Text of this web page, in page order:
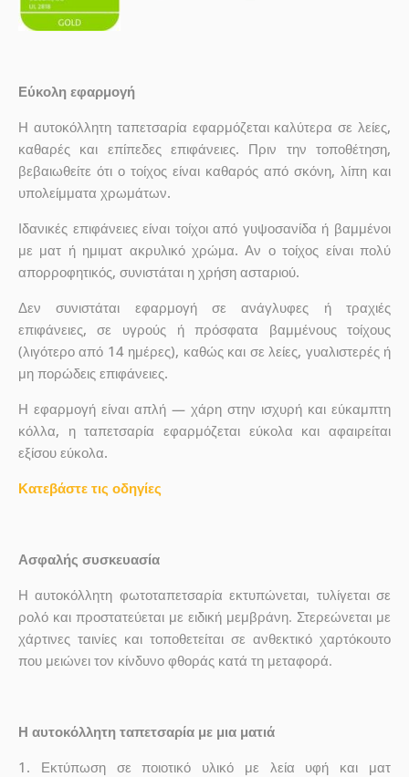
Εύκολη εφαρμογή
Η αυτοκόλλητη ταπετσαρία εφαρμόζεται καλύτερα σε λείες,
καθαρές και επίπεδες επιφάνειες. Πριν την τοποθέτηση,
βεβαιωθείτε ότι ο τοίχος είναι καθαρός από σκόνη, λίπη και
υπολείμματα χρωμάτων.
Ιδανικές επιφάνειες είναι τοίχοι από γυψοσανίδα ή βαμμένοι
με ματ ή ημιματ ακρυλικό χρώμα. Αν ο τοίχος είναι πολύ
απορροφητικός, συνιστάται η χρήση ασταριού.
Δεν συνιστάται εφαρμογή σε ανάγλυφες ή τραχιές
επιφάνειες, σε υγρούς ή πρόσφατα βαμμένους τοίχους
(λιγότερο από 14 ημέρες), καθώς και σε λείες, γυαλιστερές ή
μη πορώδεις επιφάνειες.
Η εφαρμογή είναι απλή — χάρη στην ισχυρή και εύκαμπτη
κόλλα, η ταπετσαρία εφαρμόζεται εύκολα και αφαιρείται
εξίσου εύκολα.
Κατεβάστε τις οδηγίες
Ασφαλής συσκευασία
Η αυτοκόλλητη φωτοταπετσαρία εκτυπώνεται, τυλίγεται σε
ρολό και προστατεύεται με ειδική μεμβράνη. Στερεώνεται με
χάρτινες ταινίες και τοποθετείται σε ανθεκτικό χαρτόκουτο
που μειώνει τον κίνδυνο φθοράς κατά τη μεταφορά.
Η αυτοκόλλητη ταπετσαρία με μια ματιά
1. Εκτύπωση σε ποιοτικό υλικό με λεία υφή και ματ